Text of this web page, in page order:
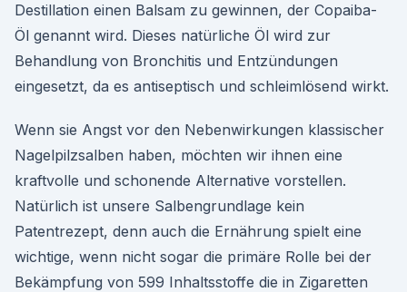
Destillation einen Balsam zu gewinnen, der Copaiba-
Öl genannt wird. Dieses natürliche Öl wird zur
Behandlung von Bronchitis und Entzündungen
eingesetzt, da es antiseptisch und schleimlösend wirkt.
Wenn sie Angst vor den Nebenwirkungen klassischer
Nagelpilzsalben haben, möchten wir ihnen eine
kraftvolle und schonende Alternative vorstellen.
Natürlich ist unsere Salbengrundlage kein
Patentrezept, denn auch die Ernährung spielt eine
wichtige, wenn nicht sogar die primäre Rolle bei der
Bekämpfung von 599 Inhaltsstoffe die in Zigaretten